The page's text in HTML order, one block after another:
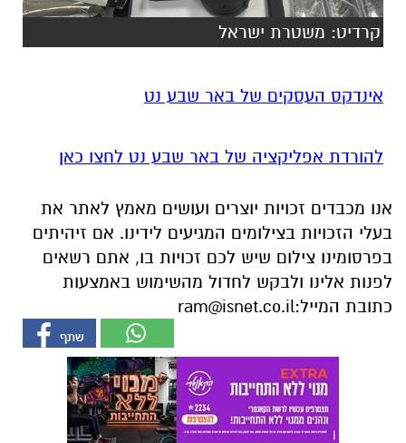
קרדיט: משטרת ישראל
אינדקס העסקים של באר שבע נט
להורדת אפליקציה של באר שבע נט לחצו כאן
אנו מכבדים זכויות יוצרים ועושים מאמץ לאתר את
בעלי הזכויות בצילומים המגיעים לידינו. אם זיהיתים
בפרסומינו צילום שיש לכם זכויות בו, אתם רשאים
לפנות אלינו ולבקש לחדול מהשימוש באמצעות
כתובת המייל:ram@isnet.co.il